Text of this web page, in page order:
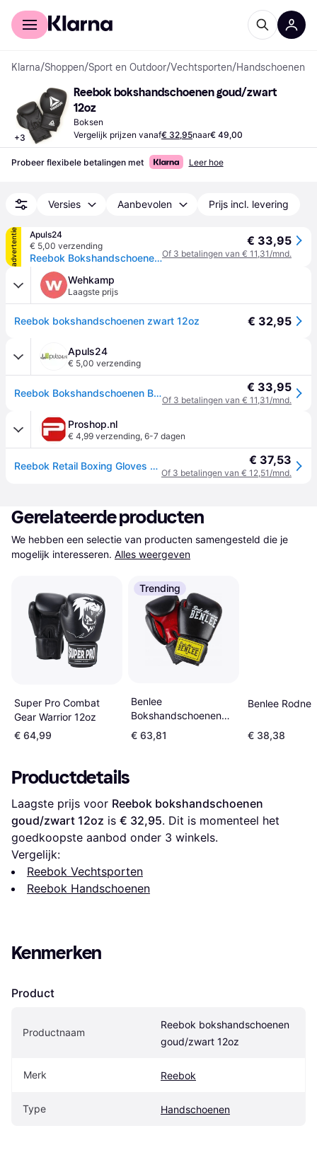
Voor shoppers
Klarna/Shoppen/Sport en Outdoor/Vechtsporten/Handschoenen
+3
Reebok bokshandschoenen goud/zwart
12oz
Boksen
Vergelijk prijzen vanaf€ 32,95naar€ 49,00
Probeer flexibele betalingen met Leer hoe
Versies Aanbevolen Prijs incl. levering
advertentie
Apuls24
€ 5,00 verzending
Reebok Bokshandschoenen Beginner - Zwart 12 oz
€ 33,95
Of 3 betalingen van € 11,31/mnd.
Wehkamp
Laagste prijs
Reebok bokshandschoenen zwart 12oz € 32,95
Apuls24
€ 5,00 verzending
Reebok Bokshandschoenen Beginner - Zwart 12 oz € 33,95
Of 3 betalingen van € 11,31/mnd.
Proshop.nl
€ 4,99 verzending, 6-7 dagen
Reebok Retail Boxing Gloves - 12oz Black € 37,53
Of 3 betalingen van € 12,51/mnd.
Gerelateerde producten
We hebben een selectie van producten samengesteld die je
mogelijk interesseren. Alles weergeven
Super Pro Combat
Gear Warrior 12oz
€ 64,99
Trending
Benlee
Bokshandschoenen
Fighter Noir
€ 63,81
Benlee
€ 38,38
Productdetails
Laagste prijs voor Reebok bokshandschoenen
goud/zwart 12oz is € 32,95. Dit is momenteel het
goedkoopste aanbod onder 3 winkels.
Vergelijk:
Reebok Vechtsporten
Reebok Handschoenen
Kenmerken
Product
Productnaam
Reebok bokshandschoenen
goud/zwart 12oz
Merk Reebok
Type Handschoenen